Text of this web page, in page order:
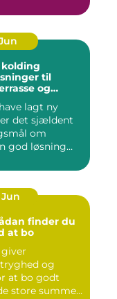
til
og
lagt ny
det sjældent
om
god løsning
Jun
finder du
at bo
og
at bo godt
store summer